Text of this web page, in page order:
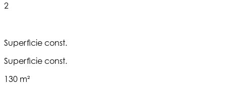
2
Superficie const.
Superficie const.
130 m²